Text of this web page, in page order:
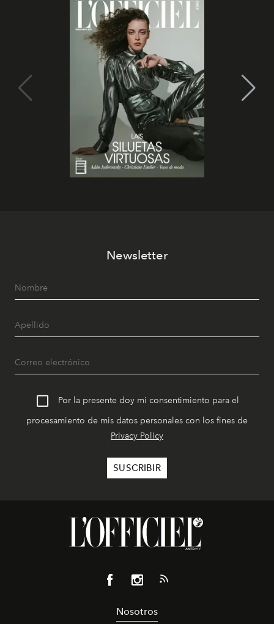
Newsletter
Por la presente doy mi consentimiento para el
procesamiento de mis datos personales con los fines de
Privacy Policy
Nosotros